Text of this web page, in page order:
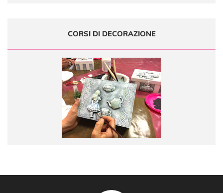
CORSI DI DECORAZIONE